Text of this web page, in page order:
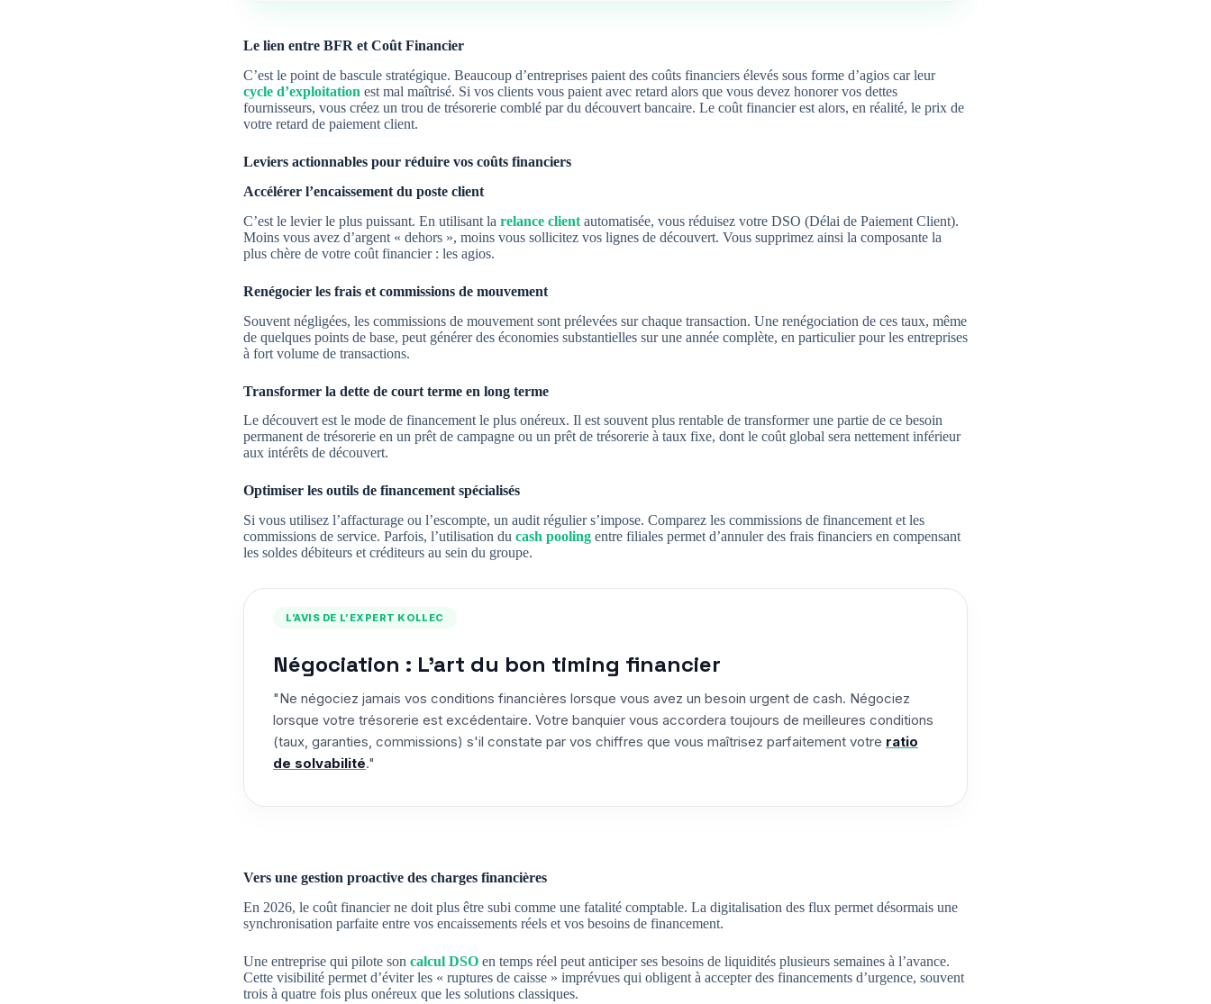
Le lien entre BFR et Coût Financier
C’est le point de bascule stratégique. Beaucoup d’entreprises paient des coûts financiers élevés sous forme d’agios car leur
cycle d’exploitation est mal maîtrisé. Si vos clients vous paient avec retard alors que vous devez honorer vos dettes
fournisseurs, vous créez un trou de trésorerie comblé par du découvert bancaire. Le coût financier est alors, en réalité, le prix de
votre retard de paiement client.
Leviers actionnables pour réduire vos coûts financiers
Accélérer l’encaissement du poste client
C’est le levier le plus puissant. En utilisant la relance client automatisée, vous réduisez votre DSO (Délai de Paiement Client).
Moins vous avez d’argent « dehors », moins vous sollicitez vos lignes de découvert. Vous supprimez ainsi la composante la
plus chère de votre coût financier : les agios.
Renégocier les frais et commissions de mouvement
Souvent négligées, les commissions de mouvement sont prélevées sur chaque transaction. Une renégociation de ces taux, même
de quelques points de base, peut générer des économies substantielles sur une année complète, en particulier pour les entreprises
à fort volume de transactions.
Transformer la dette de court terme en long terme
Le découvert est le mode de financement le plus onéreux. Il est souvent plus rentable de transformer une partie de ce besoin
permanent de trésorerie en un prêt de campagne ou un prêt de trésorerie à taux fixe, dont le coût global sera nettement inférieur
aux intérêts de découvert.
Optimiser les outils de financement spécialisés
Si vous utilisez l’affacturage ou l’escompte, un audit régulier s’impose. Comparez les commissions de financement et les
commissions de service. Parfois, l’utilisation du cash pooling entre filiales permet d’annuler des frais financiers en compensant
les soldes débiteurs et créditeurs au sein du groupe.
L’AVIS DE L’EXPERT KOLLEC
Négociation : L'art du bon timing financier
"Ne négociez jamais vos conditions financières lorsque vous avez un besoin urgent de cash. Négociez
lorsque votre trésorerie est excédentaire. Votre banquier vous accordera toujours de meilleures conditions
(taux, garanties, commissions) s'il constate par vos chiffres que vous maîtrisez parfaitement votre ratio
de solvabilité."
Vers une gestion proactive des charges financières
En 2026, le coût financier ne doit plus être subi comme une fatalité comptable. La digitalisation des flux permet désormais une
synchronisation parfaite entre vos encaissements réels et vos besoins de financement.
Une entreprise qui pilote son calcul DSO en temps réel peut anticiper ses besoins de liquidités plusieurs semaines à l’avance.
Cette visibilité permet d’éviter les « ruptures de caisse » imprévues qui obligent à accepter des financements d’urgence, souvent
trois à quatre fois plus onéreux que les solutions classiques.